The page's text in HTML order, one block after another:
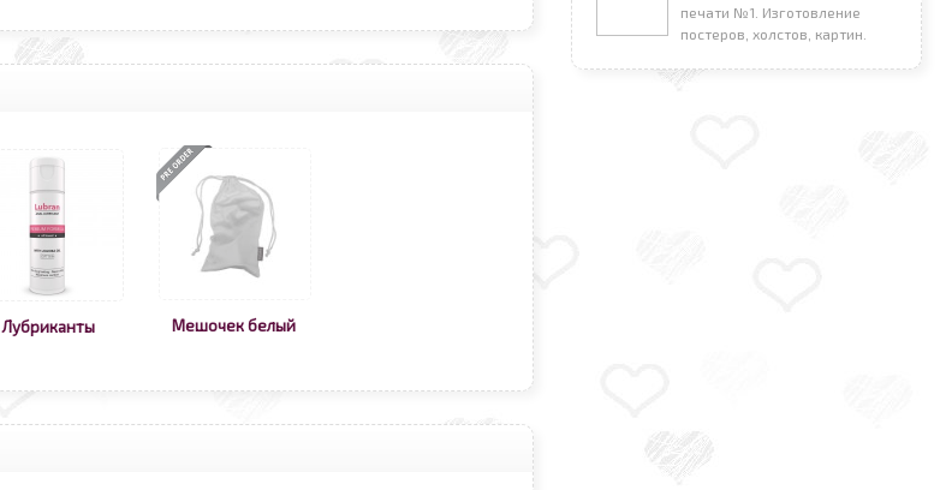
Лубриканты Мешочек белый
печати №1. Изготовление
постеров, холстов, картин.